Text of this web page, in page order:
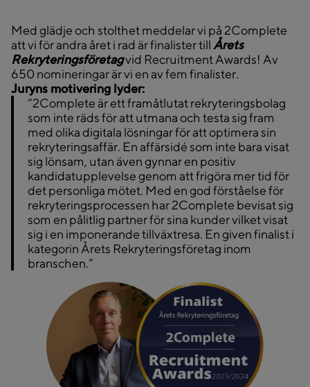
Med glädje och stolthet meddelar vi på 2Complete
att vi för andra året i rad är finalister till Årets
Rekryteringsföretagvid Recruitment Awards! Av
650 nomineringar är vi en av fem finalister.
Juryns motivering lyder:
“2Complete är ett framåtlutat rekryteringsbolag
som inte räds för att utmana och testa sig fram
med olika digitala lösningar för att optimera sin
rekryteringsaffär. En affärsidé som inte bara visat
sig lönsam, utan även gynnar en positiv
kandidatupplevelse genom att frigöra mer tid för
det personliga mötet. Med en god förståelse för
rekryteringsprocessen har 2Complete bevisat sig
som en pålitlig partner för sina kunder vilket visat
sig i en imponerande tillväxtresa. En given finalist i
kategorin Årets Rekryteringsföretag inom
branschen.”